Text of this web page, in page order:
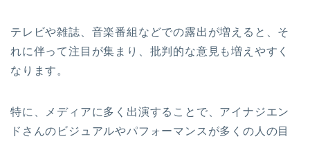
テレビや雑誌、音楽番組などでの露出が増えると、そ
れに伴って注目が集まり、批判的な意見も増えやすく
なります。
特に、メディアに多く出演することで、アイナジエン
ドさんのビジュアルやパフォーマンスが多くの人の目